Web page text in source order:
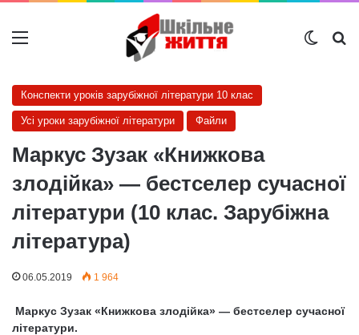
Меню
Конспекти уроків зарубіжної літератури 10 клас
Усі уроки зарубіжної літератури Файли
Маркус Зузак «Книжкова
злодійка» — бестселер сучасної
літератури (10 клас. Зарубіжна
література)
06.05.2019 1 964
Маркус Зузак «Книжкова злодійка» — бестселер сучасної
літератури.